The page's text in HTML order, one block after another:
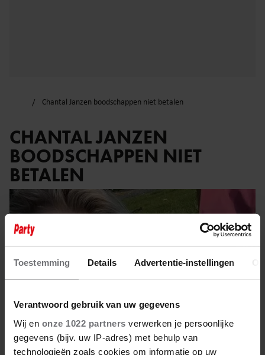
Toestemming Details Advertentie-instellingen
Verantwoord gebruik van uw gegevens
Wij en onze 1022 partners verwerken je persoonlijke
gegevens (bijv. uw IP-adres) met behulp van
technologieën zoals cookies om informatie op uw
Chantal Janzen boodschappen niet betalen
CHANTAL JANZEN
BOODSCHAPPEN NIET
BETALEN